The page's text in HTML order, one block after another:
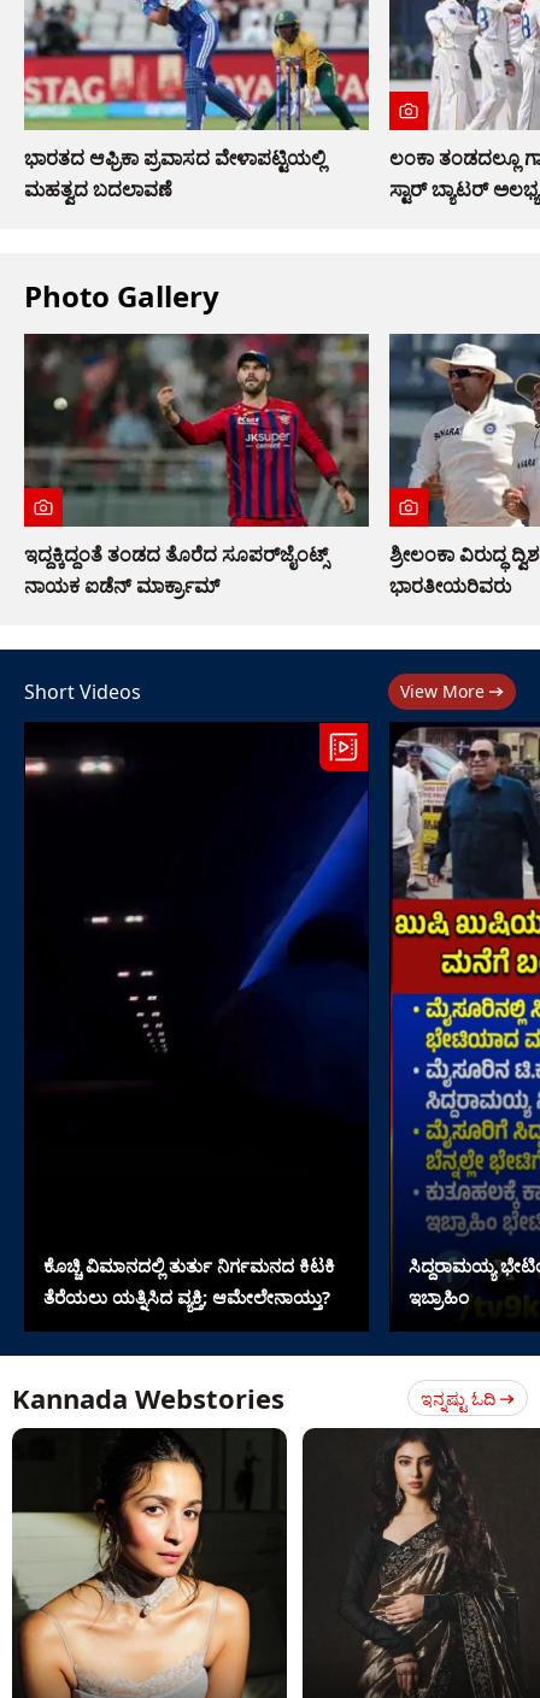
ಭಾರತದ ಆಫ್ರಿಕಾ ಪ್ರವಾಸದ ವೇಳಾಪಟ್ಟಿಯಲ್ಲಿ
ಮಹತ್ವದ ಬದಲಾವಣೆ
ಲಂಕಾ ತಂಡದಲ್ಲೂ
ಸ್ಟಾರ್ ಬ್ಯಾಟರ್ ಅಲಭ್ಯ
Photo Gallery
ಇದ್ದಕ್ಕಿದ್ದಂತೆ ತಂಡದ ತೊರೆದ ಸೂಪರ್‌ಜೈಂಟ್ಸ್
ನಾಯಕ ಐಡೆನ್ ಮಾರ್ಕ್ರಾಮ್
ಶ್ರೀಲಂಕಾ ವಿರುದ್ಧ
ಭಾರತೀಯರಿವರು
Short Videos View More
ಕೊಚ್ಚಿ ವಿಮಾನದಲ್ಲಿ ತುರ್ತು ನಿರ್ಗಮನದ ಕಿಟಕಿ
ತೆರೆಯಲು ಯತ್ನಿಸಿದ ವ್ಯಕ್ತಿ; ಆಮೇಲೇನಾಯ್ತು?
ಸಿದ್ದರಾಮಯ್ಯ
ಇಬ್ರಾಹಿಂ
Kannada Webstories ಇನ್ನಷ್ಟು ಓದಿ